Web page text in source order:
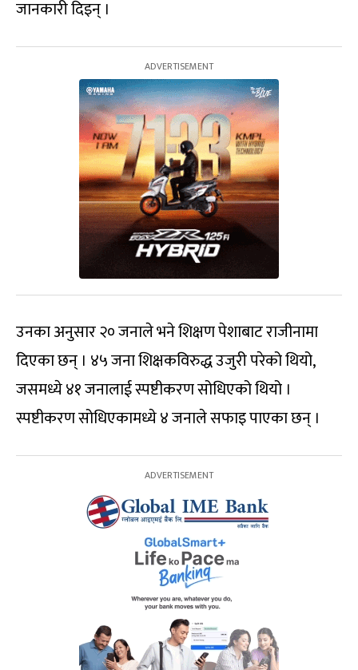
जानकारी दिइन् ।
उनका अनुसार २० जनाले भने शिक्षण पेशाबाट राजीनामा
दिएका छन् । ४५ जना शिक्षकविरुद्ध उजुरी परेको थियो,
जसमध्ये ४१ जनालाई स्पष्टीकरण सोधिएको थियो ।
स्पष्टीकरण सोधिएकामध्ये ४ जनाले सफाइ पाएका छन् ।